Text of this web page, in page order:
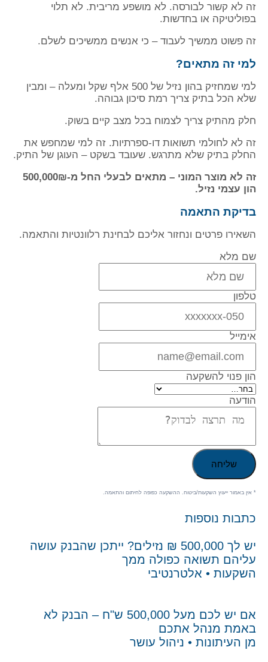
זה לא קשור לבורסה. לא מושפע מריבית. לא תלוי
בפוליטיקה או בחדשות.
זה פשוט ממשיך לעבוד – כי אנשים ממשיכים לשלם.
למי זה מתאים?
למי שמחזיק בהון נזיל של 500 אלף שקל ומעלה – ומבין
שלא הכל בתיק צריך רמת סיכון גבוהה.
חלק מהתיק צריך לצמוח בכל מצב קיים בשוק.
זה לא לחולמי תשואות דו-ספרתיות. זה למי שמחפש את
החלק בתיק שלא מתרגש. שעובד בשקט – העוגן של התיק.
זה לא מוצר המוני – מתאים לבעלי החל מ-500,000₪
הון עצמי נזיל.
בדיקת התאמה
השאירו פרטים ונחזור אליכם לבחינת רלוונטיות והתאמה.
שם מלא
טלפון
אימייל
הון פנוי להשקעה
הודעה
שליחה
* אין באמור ייעוץ השקעות/ביטוח. ההשקעה כפופה לחיתום והתאמה.
כתבות נוספות
יש לך 500,000 ₪ נזילים? ייתכן שהבנק עושה
עליהם תשואה כפולה ממך
השקעות • אלטרנטיבי
אם יש לכם מעל 500,000 ש"ח – הבנק לא
באמת מנהל אתכם
מן העיתונות • ניהול עושר